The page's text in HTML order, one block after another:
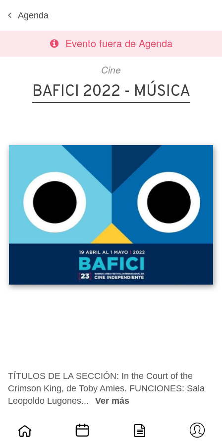
Agenda
Evento fuera de Agenda
Cine
BAFICI 2022 - MÚSICA
TÍTULOS DE LA SECCIÓN: In the Court of the
Crimson King, de Toby Amies. FUNCIONES: Sala
Leopoldo Lugones...
Ver más